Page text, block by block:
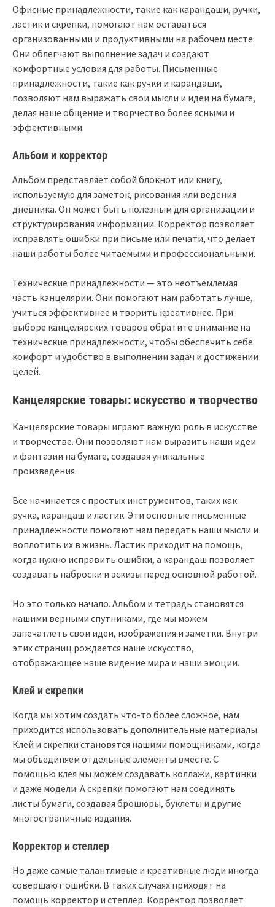
Офисные принадлежности, такие как карандаши, ручки,
ластик и скрепки, помогают нам оставаться
организованными и продуктивными на рабочем месте.
Они облегчают выполнение задач и создают
комфортные условия для работы. Письменные
принадлежности, такие как ручки и карандаши,
позволяют нам выражать свои мысли и идеи на бумаге,
делая наше общение и творчество более ясными и
эффективными.
Альбом и корректор
Альбом представляет собой блокнот или книгу,
используемую для заметок, рисования или ведения
дневника. Он может быть полезным для организации и
структурирования информации. Корректор позволяет
исправлять ошибки при письме или печати, что делает
наши работы более читаемыми и профессиональными.
Технические принадлежности — это неотъемлемая
часть канцелярии. Они помогают нам работать лучше,
учиться эффективнее и творить креативнее. При
выборе канцелярских товаров обратите внимание на
технические принадлежности, чтобы обеспечить себе
комфорт и удобство в выполнении задач и достижении
целей.
Канцелярские товары: искусство и творчество
Канцелярские товары играют важную роль в искусстве
и творчестве. Они позволяют нам выразить наши идеи
и фантазии на бумаге, создавая уникальные
произведения.
Все начинается с простых инструментов, таких как
ручка, карандаш и ластик. Эти основные письменные
принадлежности помогают нам передать наши мысли и
воплотить их в жизнь. Ластик приходит на помощь,
когда нужно исправить ошибки, а карандаш позволяет
создавать наброски и эскизы перед основной работой.
Но это только начало. Альбом и тетрадь становятся
нашими верными спутниками, где мы можем
запечатлеть свои идеи, изображения и заметки. Внутри
этих страниц рождается наше искусство,
отображающее наше видение мира и наши эмоции.
Клей и скрепки
Когда мы хотим создать что-то более сложное, нам
приходится использовать дополнительные материалы.
Клей и скрепки становятся нашими помощниками, когда
мы объединяем отдельные элементы вместе. С
помощью клея мы можем создавать коллажи, картинки
и даже модели. А скрепки помогают нам соединять
листы бумаги, создавая брошюры, буклеты и другие
многостраничные издания.
Корректор и степлер
Но даже самые талантливые и креативные люди иногда
совершают ошибки. В таких случаях приходят на
помощь корректор и степлер. Корректор позволяет